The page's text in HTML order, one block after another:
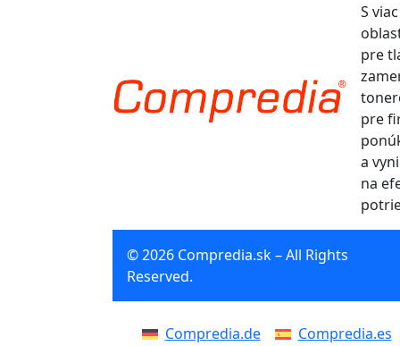
S
pre
pre
a
na
© 2026 Compredia.sk – All Rights
Reserved.
Compredia.de Compredia.es